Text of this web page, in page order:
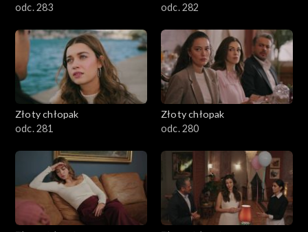
odc. 283
odc. 282
Złoty chłopak
odc. 281
Złoty chłopak
odc. 280